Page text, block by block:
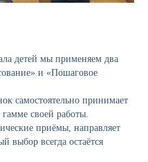
детей мы применяем два
и «Пошаговое
самостоятельно принимает
своей работы.
приёмы, направляет
выбор всегда остаётся